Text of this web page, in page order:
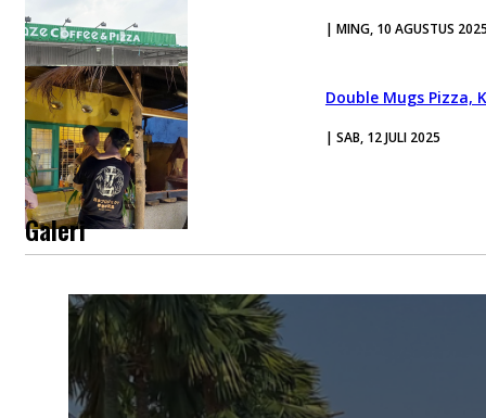
| MING, 10 AGUSTUS
Double Mugs Pizza,
| SAB, 12 JULI 2025
Galeri